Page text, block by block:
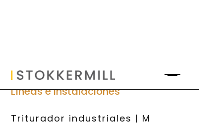
Líneas e instalaciones
Triturador industriales | M